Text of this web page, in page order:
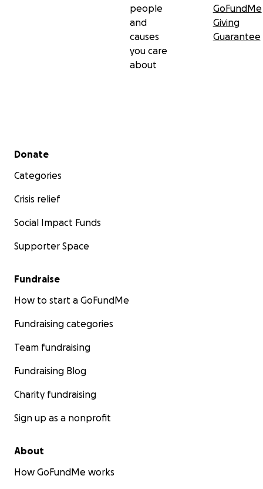
people
and
causes
you care
about
GoFundMe
Giving
Guarantee
Secondary menu
Donate
Categories
Crisis relief
Social Impact Funds
Supporter Space
Fundraise
How to start a GoFundMe
Fundraising categories
Team fundraising
Fundraising Blog
Charity fundraising
Sign up as a nonprofit
About
How GoFundMe works